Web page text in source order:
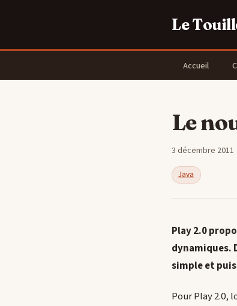
Le
Accueil
Le
3 décembre 2011
Java
Play 2.0
dynamiques.
simple et
Pour Play 2.0,